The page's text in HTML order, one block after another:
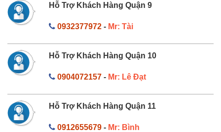
Hỗ Trợ Khách Hàng Quận 9
0932377972- Mr: Tài
Hỗ Trợ Khách Hàng Quận 10
0904072157- Mr: Lê Đạt
Hỗ Trợ Khách Hàng Quận 11
0912655679- Mr: Bình